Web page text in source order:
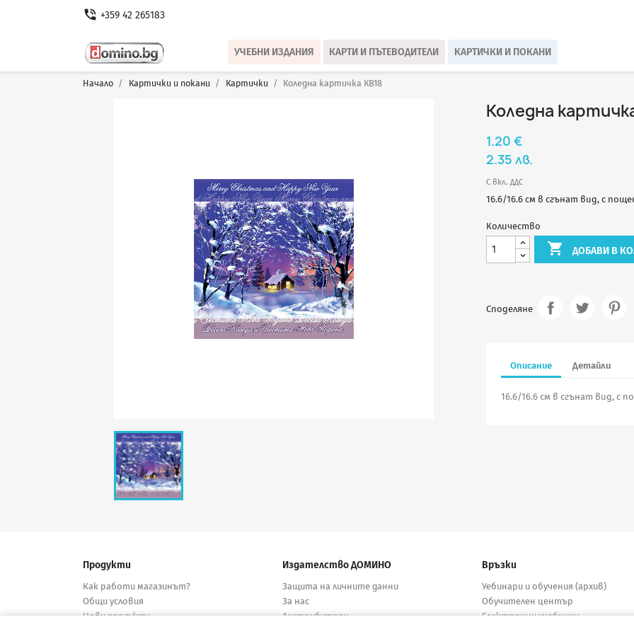
phone_in_talk +359 42 265183
УЧЕБНИ ИЗДАНИЯ КАРТИ И ПЪТЕВОДИТЕЛИ КАРТИЧКИ И ПОКАНИ
Начало Картички и покани Картички Коледна картичка КВ18
Коледна
1.20 €
2.35 лв.
С вкл. ДДС
16.6/16.6 см в сгънат вид, с
Количество
 ДОБАВИ В
Споделяне
Описание Детайли
16.6/16.6 см в сгънат вид, с
Продукти
Как работи магазинът?
Общи условия
Нови продукти
Издателство ДОМИНО
Защита на личните данни
За нас
Дистрибутори
Връзки
Уебинари и обучения (архив)
Обучителен център
Електронни учебници